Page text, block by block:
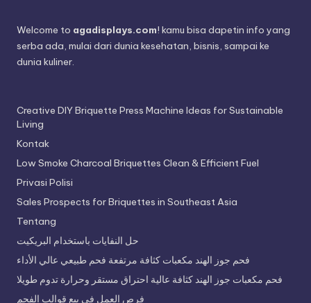
Welcome to agadisplays.com! kamu bisa dapetin info yang
serba ada, mulai dari dunia kesehatan, bisnis, sampai ke
dunia kuliner.
Creative DIY Briquette Press Machine Ideas for Sustainable
Living
Kontak
Low Smoke Charcoal Briquettes Clean & Efficient Fuel
Privasi Polisi
Sales Prospects for Briquettes in Southeast Asia
Tentang
حل النفايات باستخدام البريكيت
فحم جوز الهند مكعبات كثافة مرتفعة فحم طبيعي عالي الأداء
فحم مكعبات جوز الهند كثافة عالية احتراق مستقر وحرارة تدوم طويلا
فرص العمل في بيع قوالب الفحم